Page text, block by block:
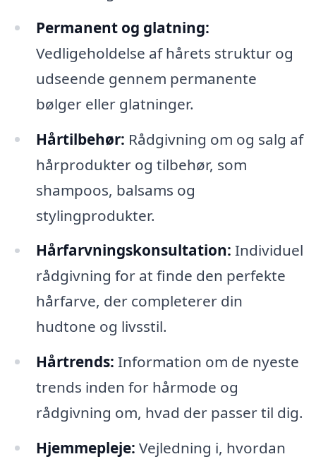
Permanent og glatning:
Vedligeholdelse af hårets struktur og
udseende gennem permanente
bølger eller glatninger.
Hårtilbehør: Rådgivning om og salg af
hårprodukter og tilbehør, som
shampoos, balsams og
stylingprodukter.
Hårfarvningskonsultation: Individuel
rådgivning for at finde den perfekte
hårfarve, der completerer din
hudtone og livsstil.
Hårtrends: Information om de nyeste
trends inden for hårmode og
rådgivning om, hvad der passer til dig.
Hjemmepleje: Vejledning i, hvordan